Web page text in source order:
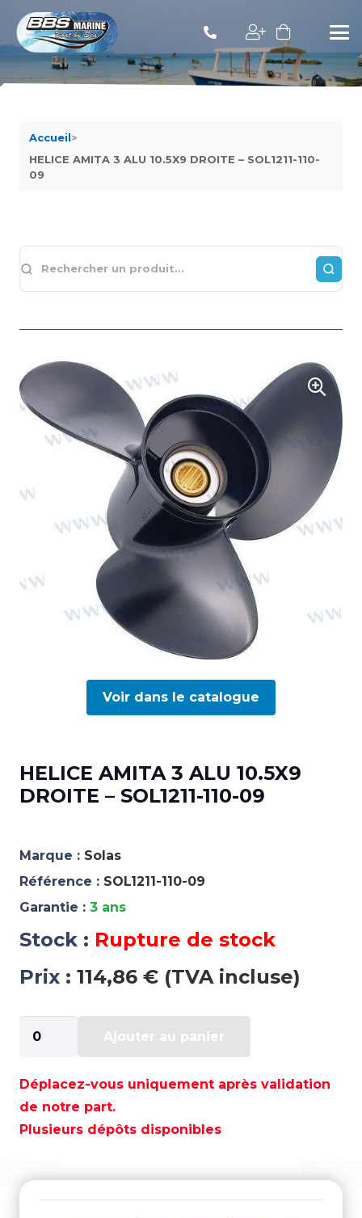
Accueil>
HELICE AMITA 3 ALU 10.5X9 DROITE – SOL1211-110-
09
Voir dans le catalogue
HELICE AMITA 3 ALU 10.5X9
DROITE – SOL1211-110-09
Marque : Solas
Référence : SOL1211-110-09
Garantie : 3 ans
Stock : Rupture de stock
Prix : 114,86 € (TVA incluse)
de
AMITA
3
ALU
SOL1211-
Ajouter au panier
Déplacez-vous uniquement après validation
de notre part.
Plusieurs dépôts disponibles